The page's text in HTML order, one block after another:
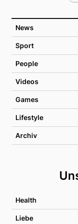
News
Sport
People
Videos
Games
Lifestyle
Archiv
Health
Liebe